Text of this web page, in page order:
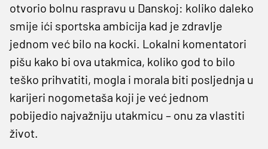
otvorio bolnu raspravu u Danskoj: koliko daleko
smije ići sportska ambicija kad je zdravlje
jednom već bilo na kocki. Lokalni komentatori
pišu kako bi ova utakmica, koliko god to bilo
teško prihvatiti, mogla i morala biti posljednja u
karijeri nogometaša koji je već jednom
pobijedio najvažniju utakmicu – onu za vlastiti
život.